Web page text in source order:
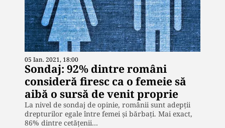
05 Ian. 2021, 18:00
Sondaj: 92% dintre români
consideră firesc ca o femeie să
aibă o sursă de venit proprie
La nivel de sondaj de opinie, românii sunt adepții
drepturilor egale între femei și bărbați. Mai exact,
86% dintre cetăţenii…